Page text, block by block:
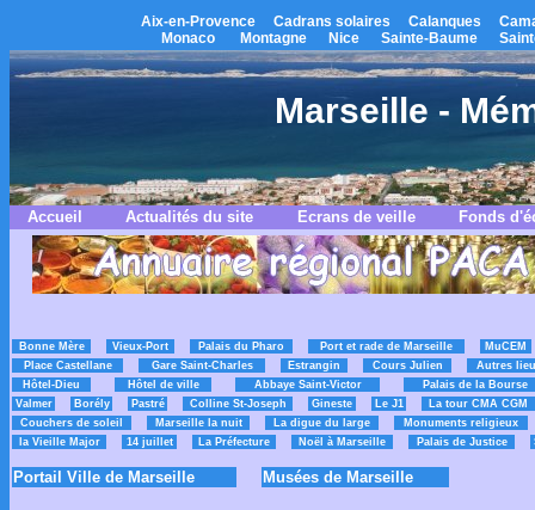
Aix-en-Provence Cadrans solaires Calanques
Monaco
Montagne Nice Sainte-Baume
Marseille -
Accueil Actualités du site Ecrans de veille Fonds
Bonne Mère Vieux-Port Palais du Pharo Port et rade de Marseille
MuCEM
Place Castellane
Gare Saint-Charles Estrangin Cours Julien
Autres
Hôtel-Dieu
Hôtel de ville Abbaye Saint-Victor
Palais de la Bourse
Valmer
Borély Pastré Colline St-Joseph Gineste Le J1
La tour CMA CGM
Couchers de soleil
Marseille la nuit La digue du large
Monuments religieux
la Vieille Major
14 juillet La Préfecture Noël à Marseille Palais de Justice
Portail Ville de Marseille Musées de Marseille